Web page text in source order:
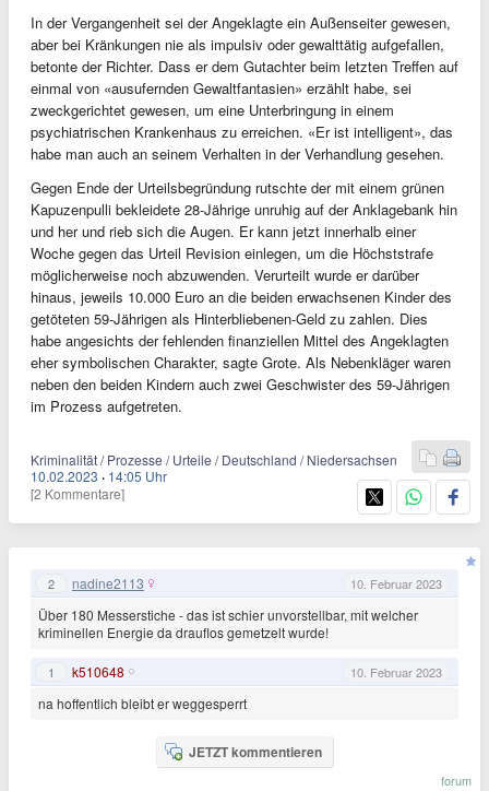
In der Vergangenheit sei der Angeklagte ein Außenseiter gewesen,
aber bei Kränkungen nie als impulsiv oder gewalttätig aufgefallen,
betonte der Richter. Dass er dem Gutachter beim letzten Treffen auf
einmal von «ausufernden Gewaltfantasien» erzählt habe, sei
zweckgerichtet gewesen, um eine Unterbringung in einem
psychiatrischen Krankenhaus zu erreichen. «Er ist intelligent», das
habe man auch an seinem Verhalten in der Verhandlung gesehen.
Gegen Ende der Urteilsbegründung rutschte der mit einem grünen
Kapuzenpulli bekleidete 28-Jährige unruhig auf der Anklagebank hin
und her und rieb sich die Augen. Er kann jetzt innerhalb einer
Woche gegen das Urteil Revision einlegen, um die Höchststrafe
möglicherweise noch abzuwenden. Verurteilt wurde er darüber
hinaus, jeweils 10.000 Euro an die beiden erwachsenen Kinder des
getöteten 59-Jährigen als Hinterbliebenen-Geld zu zahlen. Dies
habe angesichts der fehlenden finanziellen Mittel des Angeklagten
eher symbolischen Charakter, sagte Grote. Als Nebenkläger waren
neben den beiden Kindern auch zwei Geschwister des 59-Jährigen
im Prozess aufgetreten.
Kriminalität / Prozesse / Urteile / Deutschland / Niedersachsen
10.02.2023 · 14:05 Uhr
[2 Kommentare]
2 nadine2113 10. Februar 2023
Über 180 Messerstiche - das ist schier unvorstellbar, mit welcher
kriminellen Energie da drauflos gemetzelt wurde!
1 k510648 10. Februar 2023
na hoffentlich bleibt er weggesperrt
JETZT kommentieren
forum